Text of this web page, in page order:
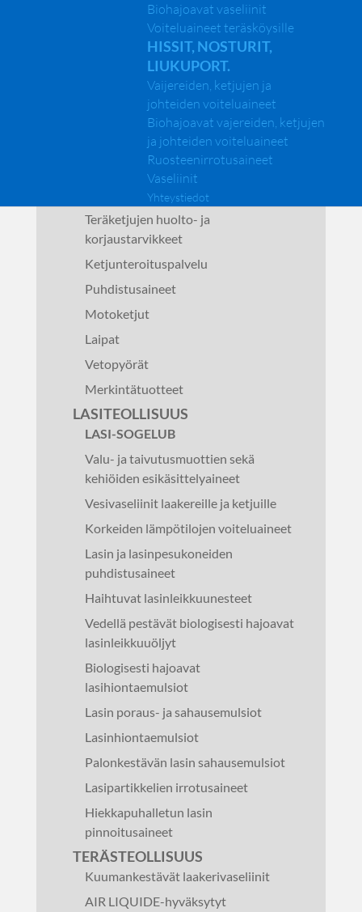
Biohajoavat vaseliinit
Voiteluaineet teräsköysille
HISSIT, NOSTURIT,
LIUKUPORT.
Vaijereiden, ketjujen ja
johteiden voiteluaineet
Biohajoavat vajereiden, ketjujen
ja johteiden voiteluaineet
Ruosteenirrotusaineet
Vaseliinit
Yhteystiedot
KONEELLINEN PUUNKORJUU
Keskusvoitelurasvat
Kunnossapito- ja huoltotarvikkeet
Biohajoavat hydrauliöljyt
Biohajoavat ketjunvoiteluöljyt
Teräketjujen huolto- ja
korjaustarvikkeet
Ketjunteroituspalvelu
Puhdistusaineet
Motoketjut
Laipat
Vetopyörät
Merkintätuotteet
LASITEOLLISUUS
LASI-SOGELUB
Valu- ja taivutusmuottien sekä
kehiöiden esikäsittelyaineet
Vesivaseliinit laakereille ja ketjuille
Korkeiden lämpötilojen voiteluaineet
Lasin ja lasinpesukoneiden
puhdistusaineet
Haihtuvat lasinleikkuunesteet
Vedellä pestävät biologisesti hajoavat
lasinleikkuuöljyt
Biologisesti hajoavat
lasihiontaemulsiot
Lasin poraus- ja sahausemulsiot
Lasinhiontaemulsiot
Palonkestävän lasin sahausemulsiot
Lasipartikkelien irrotusaineet
Hiekkapuhalletun lasin
pinnoitusaineet
TERÄSTEOLLISUUS
Kuumankestävät laakerivaseliinit
AIR LIQUIDE-hyväksytyt